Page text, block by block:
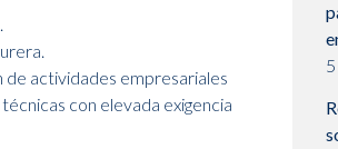
actividades empresariales
con elevada exigencia